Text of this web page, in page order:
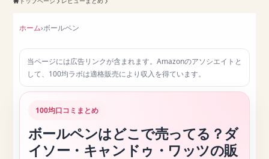
ホーム›ボールペン
当ページには広告リンクが含まれます。Amazonのアソシエイトと
して、100均ラボは適格販売により収入を得ています。
100均口コミまとめ
ボールペンはどこで売ってる？ダ
イソー・キャンドゥ・ワッツの販